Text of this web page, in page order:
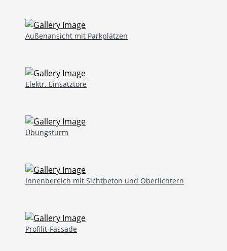
Außenansicht mit Parkplätzen
Elektr. Einsatztore
Übungsturm
Innenbereich mit Sichtbeton und Oberlichtern
Profilit-Fassade